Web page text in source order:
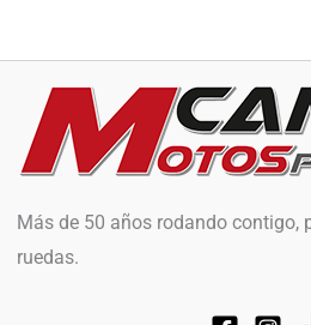
Más de 50 años rodando contigo,
ruedas.